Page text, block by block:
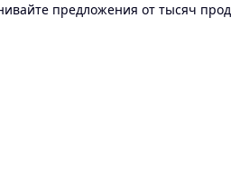
предложения от тысяч